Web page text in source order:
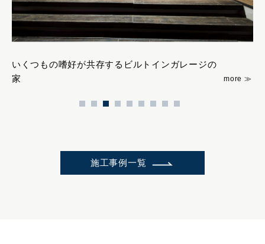
いくつもの嗜好が共存するビルトインガレージの
家
施工事例一覧